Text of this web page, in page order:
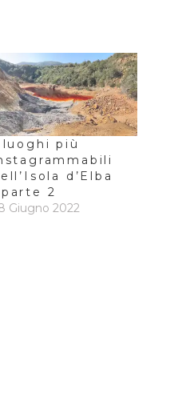
luoghi più
d’Elba
2
Giugno 2022